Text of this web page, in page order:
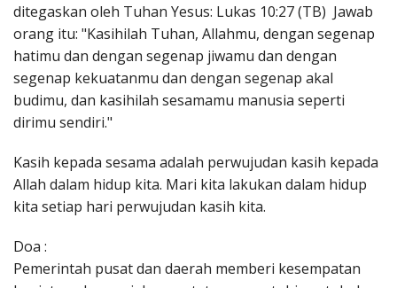
ditegaskan oleh Tuhan Yesus: Lukas 10:27 (TB) Jawab
orang itu: "Kasihilah Tuhan, Allahmu, dengan segenap
hatimu dan dengan segenap jiwamu dan dengan
segenap kekuatanmu dan dengan segenap akal
budimu, dan kasihilah sesamamu manusia seperti
dirimu sendiri."
Kasih kepada sesama adalah perwujudan kasih kepada
Allah dalam hidup kita. Mari kita lakukan dalam hidup
kita setiap hari perwujudan kasih kita.
Doa :
Pemerintah pusat dan daerah memberi kesempatan